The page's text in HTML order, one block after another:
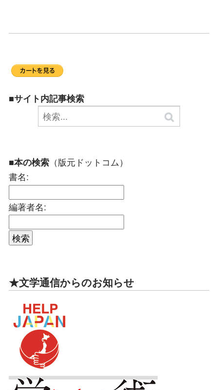
■サイト内記事検索
■本の検索 （版元ドットコム）
書名:
編著者名:
★文学通信からのお知らせ